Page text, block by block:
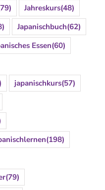
Jahreskurs(48)
Japanischbuch(62)
Essen(60)
japanischkurs(57)
(198)
(79)